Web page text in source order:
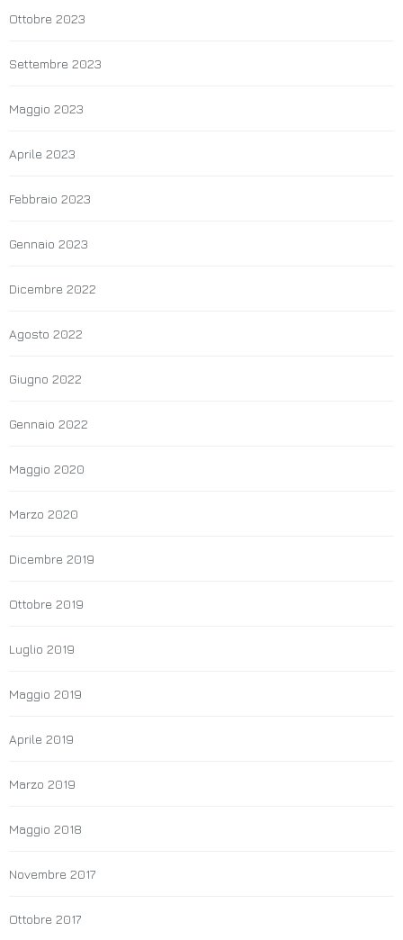
Ottobre 2023
Settembre 2023
Maggio 2023
Aprile 2023
Febbraio 2023
Gennaio 2023
Dicembre 2022
Agosto 2022
Giugno 2022
Gennaio 2022
Maggio 2020
Marzo 2020
Dicembre 2019
Ottobre 2019
Luglio 2019
Maggio 2019
Aprile 2019
Marzo 2019
Maggio 2018
Novembre 2017
Ottobre 2017